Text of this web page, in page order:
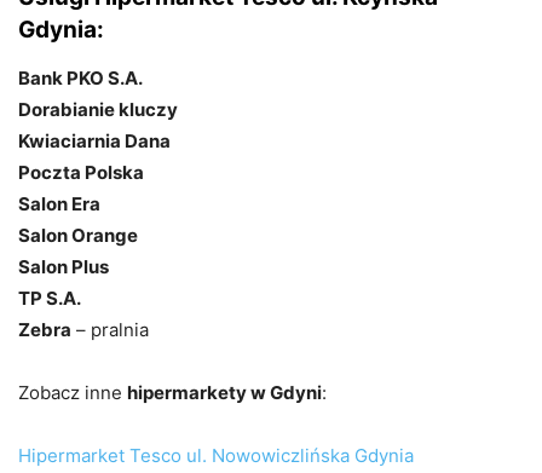
Gdynia:
Bank PKO S.A.
Dorabianie kluczy
Kwiaciarnia Dana
Poczta Polska
Salon Era
Salon Orange
Salon Plus
TP S.A.
Zebra – pralnia
Zobacz inne hipermarkety w Gdyni:
Hipermarket Tesco ul. Nowowiczlińska Gdynia